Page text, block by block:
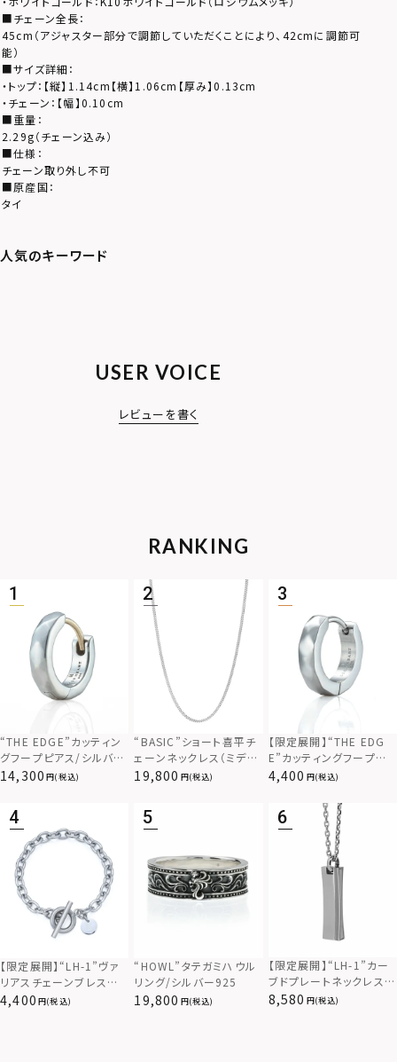
■チェーン全長：
45cm（アジャスター部分で調節していただくことにより、42cmに調節可
能）
■サイズ詳細：
・トップ：【縦】1.14cm【横】1.06cm【厚み】0.13cm
・チェーン：【幅】0.10cm
■重量：
2.29g（チェーン込み）
■仕様：
チェーン取り外し不可
■原産国：
タイ
USER VOICE
レビューを書く
RANKING
“THE EDGE”カッティン
グフープピアス/シルバー
925
14,300 (税込)
“BASIC”ショート喜平チ
ェーンネックレス（ミディ
アム）/シルバー925
19,800 (税込)
【限定展開】“THE EDG
E”カッティングフープピ
アス/サージカルステンレ
4,400 (税込)
【限定展開】“LH-1”ヴァ
リアスチェーンブレスレッ
ト/アズキ/サージカルス
4,400 (税込)
“HOWL”タテガミハウル
リング/シルバー925
19,800 (税込)
【限定展開】“LH-1”カー
ブドプレートネックレス/
サージカルステンレス（金
8,580 (税込)